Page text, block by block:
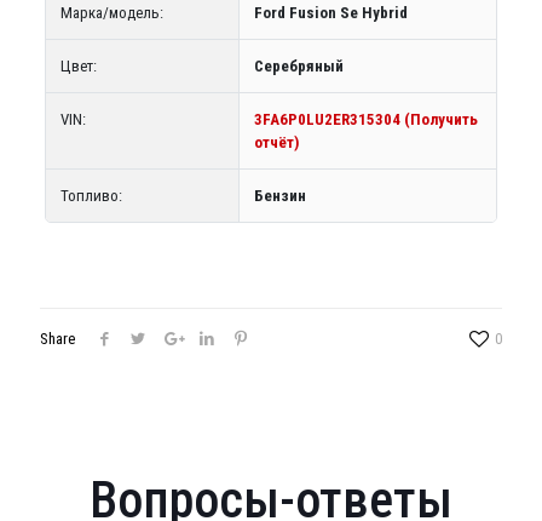
Марка/модель: Ford Fusion Se Hybrid
Цвет: Серебряный
VIN:
3FA6P0LU2ER315304 (Получить
отчёт)
Топливо: Бензин
Share 0
Вопросы-ответы